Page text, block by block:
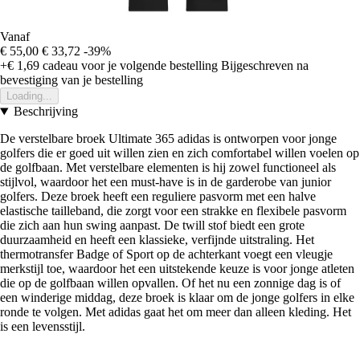
Vanaf
€ 55,00 € 33,72 -39%
+€ 1,69 cadeau voor je volgende bestelling Bijgeschreven na
bevestiging van je bestelling
Loading...
Beschrijving
De verstelbare broek Ultimate 365 adidas is ontworpen voor jonge
golfers die er goed uit willen zien en zich comfortabel willen voelen op
de golfbaan. Met verstelbare elementen is hij zowel functioneel als
stijlvol, waardoor het een must-have is in de garderobe van junior
golfers. Deze broek heeft een reguliere pasvorm met een halve
elastische tailleband, die zorgt voor een strakke en flexibele pasvorm
die zich aan hun swing aanpast. De twill stof biedt een grote
duurzaamheid en heeft een klassieke, verfijnde uitstraling. Het
thermotransfer Badge of Sport op de achterkant voegt een vleugje
merkstijl toe, waardoor het een uitstekende keuze is voor jonge atleten
die op de golfbaan willen opvallen. Of het nu een zonnige dag is of
een winderige middag, deze broek is klaar om de jonge golfers in elke
ronde te volgen. Met adidas gaat het om meer dan alleen kleding. Het
is een levensstijl.